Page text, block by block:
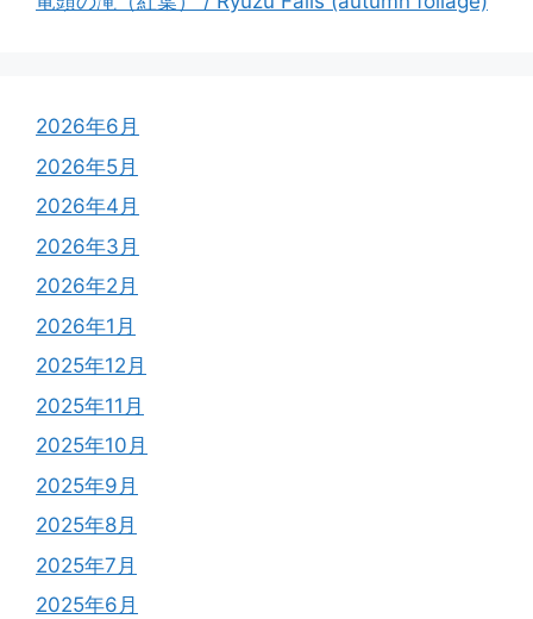
2026年6月
2026年5月
2026年4月
2026年3月
2026年2月
2026年1月
2025年12月
2025年11月
2025年10月
2025年9月
2025年8月
2025年7月
2025年6月